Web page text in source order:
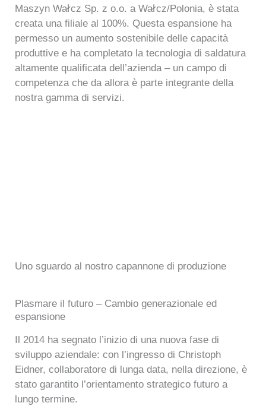
Maszyn Wałcz Sp. z o.o. a Wałcz/Polonia, è stata
creata una filiale al 100%. Questa espansione ha
permesso un aumento sostenibile delle capacità
produttive e ha completato la tecnologia di saldatura
altamente qualificata dell’azienda – un campo di
competenza che da allora è parte integrante della
nostra gamma di servizi.
Uno sguardo al nostro capannone di produzione
Plasmare il futuro – Cambio generazionale ed
espansione
Il 2014 ha segnato l’inizio di una nuova fase di
sviluppo aziendale: con l’ingresso di Christoph
Eidner, collaboratore di lunga data, nella direzione, è
stato garantito l’orientamento strategico futuro a
lungo termine.